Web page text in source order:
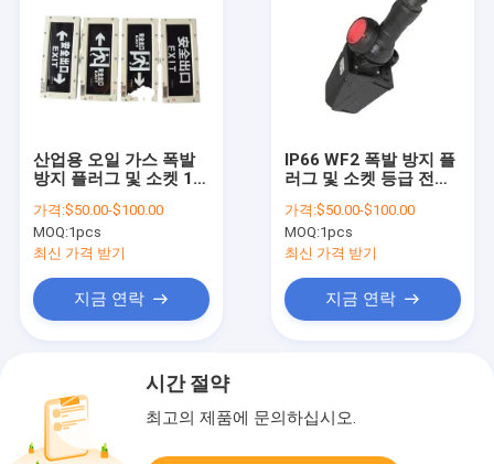
산업용 오일 가스 폭발
방지 플러그 및 소켓 1부
가격:$50.00-$100.00
MOQ:1pcs
최신 가격 받기
지금 연락
IP66 WF2 폭발 방지 플
러그 및 소켓 등급 전류
Db 위험 장소에서의 안
전 보장
가격:$50.00-$100.00
MOQ:1pcs
최신 가격 받기
지금 연락
시간 절약
최고의 제품에 문의하십시오.